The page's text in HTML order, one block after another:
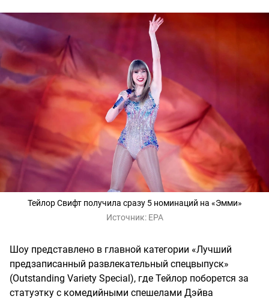
Тейлор Свифт получила сразу 5 номинаций на «Эмми»
Источник: EPA
Шоу представлено в главной категории «Лучший
предзаписанный развлекательный спецвыпуск»
(Outstanding Variety Special), где Тейлор поборется за
статуэтку с комедийными спешелами Дэйва